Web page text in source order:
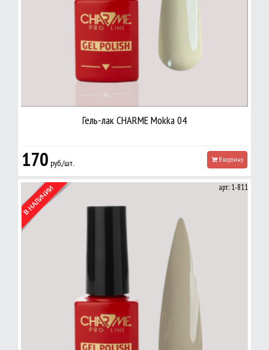
Гель-лак CHARME Mokka 04
170 руб./шт. В корзину
арт: 1-811